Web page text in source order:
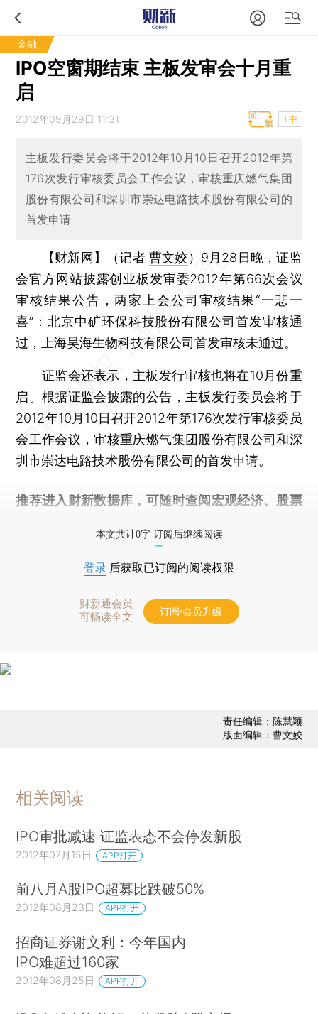
金融
IPO空窗期结束 主板发审会十月重
启
2012年09月29日 11:31 T中
主板发行委员会将于2012年10月10日召开2012年第
176次发行审核委员会工作会议，审核重庆燃气集团
股份有限公司和深圳市崇达电路技术股份有限公司的
首发申请
【财新网】（记者曹文姣） 9月28日晚，证监
会官方网站披露创业板发审委2012年第66次会议
审核结果公告，两家上会公司审核结果“一悲一
喜”：北京中矿环保科技股份有限公司首发审核通
过，上海昊海生物科技有限公司首发审核未通过。
证监会还表示，主板发行审核也将在10月份重
启。根据证监会披露的公告，主板发行委员会将于
2012年10月10日召开2012年第176次发行审核委员
会工作会议，审核重庆燃气集团股份有限公司和深
圳市崇达电路技术股份有限公司的首发申请。
推荐进入 财新数据库 ，可随时查阅宏观经济、股票
本文共计0字 订阅后继续阅读
登录 后获取已订阅的阅读权限
财新通会员
可畅读全文
订阅/会员升级
责任编辑：陈慧颖
版面编辑：曹文姣
相关阅读
IPO审批减速 证监表态不会停发新股
2012年07月15日 APP打开
前八月A股IPO超募比跌破50%
2012年08月23日 APP打开
招商证券谢文利：今年国内
IPO难超过160家
2012年08月25日 APP打开